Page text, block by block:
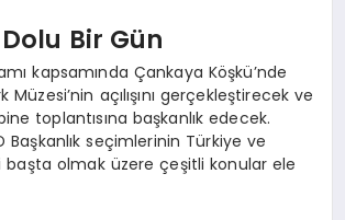
Bir Gün
kapsamında Çankaya Köşkü’nde
açılışını gerçekleştirecek ve
toplantısına başkanlık edecek.
Başkanlık seçimlerinin Türkiye ve
başta olmak üzere çeşitli konular ele